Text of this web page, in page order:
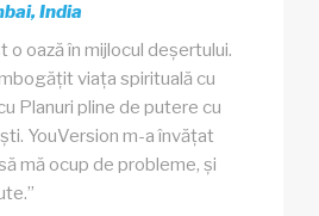
India
o oază în mijlocul deșertului.
viața spirituală cu
Planuri pline de putere cu
YouVersion m-a învățat
mă ocup de probleme, și